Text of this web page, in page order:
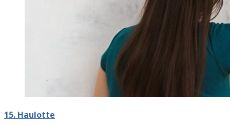
15. Haulotte